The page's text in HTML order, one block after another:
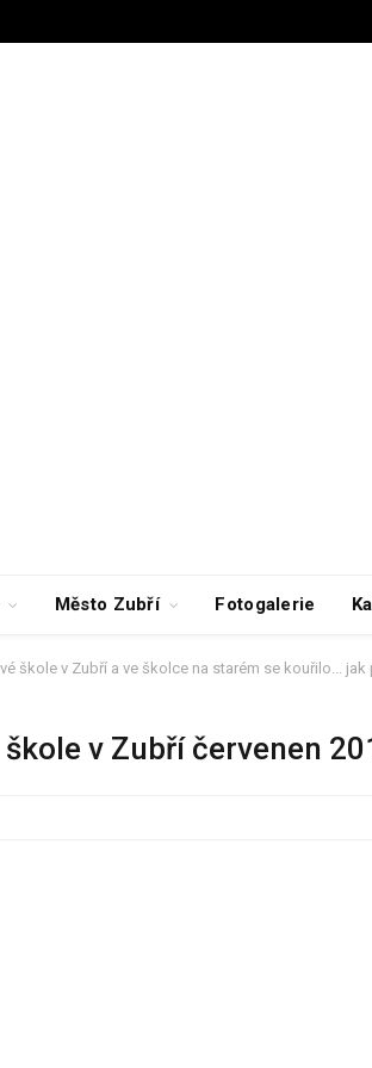
Město Zubří Fotogalerie
škole v Zubří a ve školce na starém se kouřilo...
v Zubří červenen